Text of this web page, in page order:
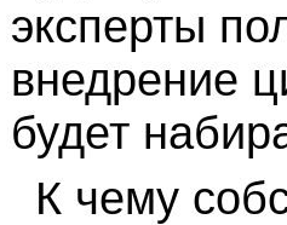
эксперты
внедрение
будет
К чему